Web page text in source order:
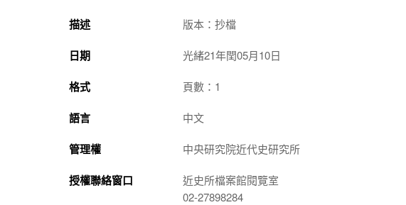
描述 版本：抄檔
日期 光緒21年閏05月10日
格式 頁數：1
語言 中文
管理權 中央研究院近代史研究所
授權聯絡窗口
近史所檔案館閱覽室
02-27898284